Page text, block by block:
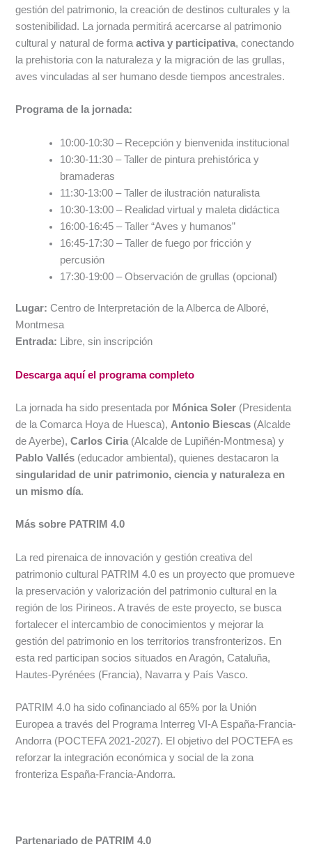
gestión del patrimonio, la creación de destinos culturales y la
sostenibilidad. La jornada permitirá acercarse al patrimonio
cultural y natural de formaactiva y participativa, conectando
la prehistoria con la naturaleza y la migración de las grullas,
aves vinculadas al ser humano desde tiempos ancestrales.
Programa de la jornada:
10:00-10:30 – Recepción y bienvenida institucional
10:30-11:30 – Taller de pintura prehistórica y
bramaderas
11:30-13:00 – Taller de ilustración naturalista
10:30-13:00 – Realidad virtual y maleta didáctica
16:00-16:45 – Taller “Aves y humanos”
16:45-17:30 – Taller de fuego por fricción y
percusión
17:30-19:00 – Observación de grullas (opcional)
Lugar: Centro de Interpretación de la Alberca de Alboré,
Montmesa
Entrada: Libre, sin inscripción
Descarga aquí el programa completo
La jornada ha sido presentada por Mónica Soler (Presidenta
de la Comarca Hoya de Huesca), Antonio Biescas (Alcalde
de Ayerbe),Carlos Ciria (Alcalde de Lupiñén-Montmesa) y
Pablo Vallés (educador ambiental), quienes destacaron la
singularidad de unir patrimonio, ciencia y naturaleza en
un mismo día.
Más sobre PATRIM 4.0
La red pirenaica de innovación y gestión creativa del
patrimonio cultural PATRIM 4.0 es un proyecto que promueve
la preservación y valorización del patrimonio cultural en la
región de los Pirineos. A través de este proyecto, se busca
fortalecer el intercambio de conocimientos y mejorar la
gestión del patrimonio en los territorios transfronterizos. En
esta red participan socios situados en Aragón, Cataluña,
Hautes-Pyrénées (Francia), Navarra y País Vasco.
PATRIM 4.0 ha sido cofinanciado al 65% por la Unión
Europea a través del Programa Interreg VI-A España-Francia-
Andorra (POCTEFA 2021-2027). El objetivo del POCTEFA es
reforzar la integración económica y social de la zona
fronteriza España-Francia-Andorra.
Partenariado de PATRIM 4.0